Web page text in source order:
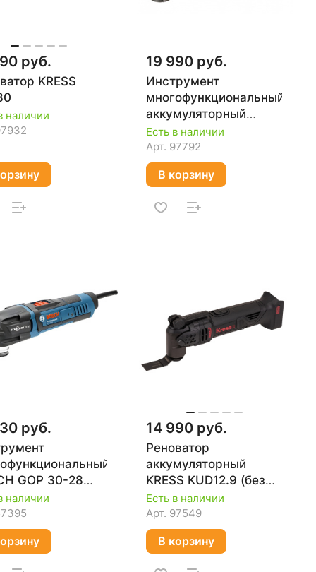
руб.
KRESS
наличии
19 990 руб.
Инструмент
многофункциональный
аккумуляторный
MAKITA XGT TM001GZ
(без АКБ и ЗУ)
Есть в наличии
Арт. 97792
В корзину
руб.
GOP 30-28
наличии
14 990 руб.
Реноватор
аккумуляторный
KRESS KUD12.9 (без
АКБ и ЗУ)
Есть в наличии
Арт. 97549
В корзину